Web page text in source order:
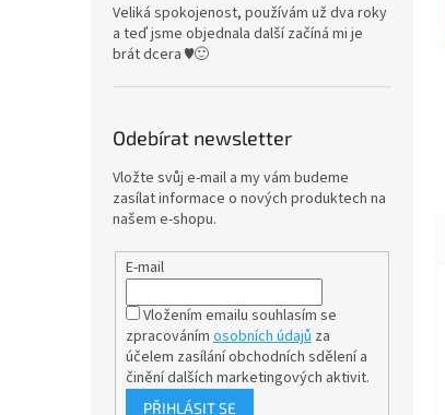
Veliká spokojenost, používám už dva roky
a teď jsme objednala další začíná mi je
brát dcera ♥️🙂
Odebírat newsletter
Vložte svůj e-mail a my vám budeme
zasílat informace o nových produktech na
našem e-shopu.
E-mail
Vložením emailu souhlasím se
zpracováním osobních údajů za
účelem zasílání obchodních sdělení a
činění dalších marketingových aktivit.
PŘIHLÁSIT SE